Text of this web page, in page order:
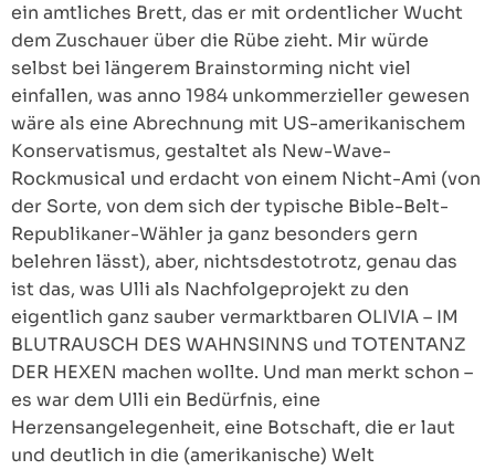
ein amtliches Brett, das er mit ordentlicher Wucht
dem Zuschauer über die Rübe zieht. Mir würde
selbst bei längerem Brainstorming nicht viel
einfallen, was anno 1984 unkommerzieller gewesen
wäre als eine Abrechnung mit US-amerikanischem
Konservatismus, gestaltet als New-Wave-
Rockmusical und erdacht von einem Nicht-Ami (von
der Sorte, von dem sich der typische Bible-Belt-
Republikaner-Wähler ja ganz besonders gern
belehren lässt), aber, nichtsdestotrotz, genau das
ist das, was Ulli als Nachfolgeprojekt zu den
eigentlich ganz sauber vermarktbaren OLIVIA – IM
BLUTRAUSCH DES WAHNSINNS und TOTENTANZ
DER HEXEN machen wollte. Und man merkt schon –
es war dem Ulli ein Bedürfnis, eine
Herzensangelegenheit, eine Botschaft, die er laut
und deutlich in die (amerikanische) Welt